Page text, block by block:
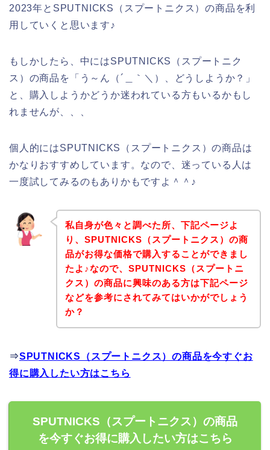
2023年とSPUTNICKS（スプートニクス）の商品を利
用していくと思います♪
もしかしたら、中にはSPUTNICKS（スプートニク
ス）の商品を「う～ん（´＿｀＼）、どうしようか？」
と、購入しようかどうか迷われている方もいるかもし
れませんが、、、
個人的にはSPUTNICKS（スプートニクス）の商品は
かなりおすすめしています。なので、迷っている人は
一度試してみるのもありかもですよ＾＾♪
私自身が色々と調べた所、下記ページよ
り、SPUTNICKS（スプートニクス）の商
品がお得な価格で購入することができまし
たよ♪なので、SPUTNICKS（スプートニ
クス）の商品に興味のある方は下記ページ
などを参考にされてみてはいかがでしょう
か？
⇒SPUTNICKS（スプートニクス）の商品を今すぐお
得に購入したい方はこちら
SPUTNICKS（スプートニクス）の商品
を今すぐお得に購入したい方はこちら